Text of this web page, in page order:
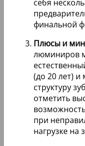
на зубы:
Что такое
зубов для
отличаются
что для их
менее
Цена и
может